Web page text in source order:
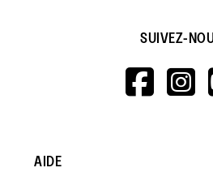
SUIVEZ-
AIDE